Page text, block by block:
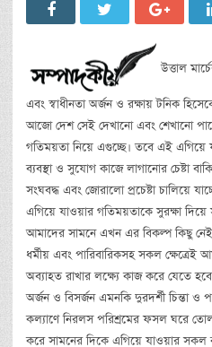
উত্তাল
এবং স্বাধীনতা অর্জন ও রক্ষায় টনিক
আজো দেশ সেই দেখানো এবং শেখানো
গতিময়তা নিয়ে এগুচ্ছে। তবে এই এগিয়ে
ব্যবস্থা ও সুযোগ কাজে লাগানোর চেষ্টা
সংঘবদ্ধ এবং জোরালো প্রচেষ্টা চালিয়ে
এগিয়ে যাওয়ার গতিময়তাকে সুরক্ষা দিয়ে
আমাদের সামনে এখন এর বিকল্প কিছু
ধর্মীয় এবং পারিবারিকসহ সকল ক্ষেত্রেই
অব্যাহত রাখার লক্ষ্যে কাজ করে যেতে
অর্জন ও বিসর্জন এমনকি দুরদর্শী চিন্তা ও
কল্যাণে নিরলস পরিশ্রমের ফসল ঘরে
করে সামনের দিকে এগিয়ে যাওয়ার সকল